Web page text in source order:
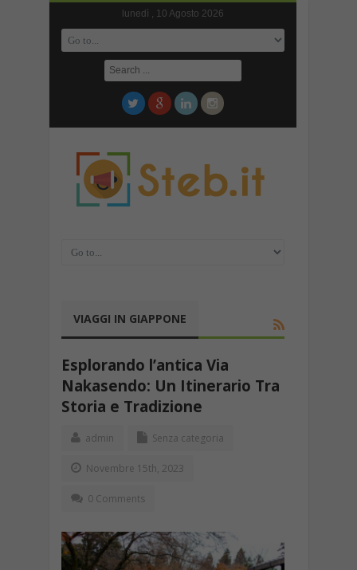
lunedì , 10 Agosto 2026
VIAGGI IN GIAPPONE
Esplorando l’antica Via
Nakasendo: Un Itinerario Tra
Storia e Tradizione
admin Senza categoria
Novembre 15th, 2023
0 Comments